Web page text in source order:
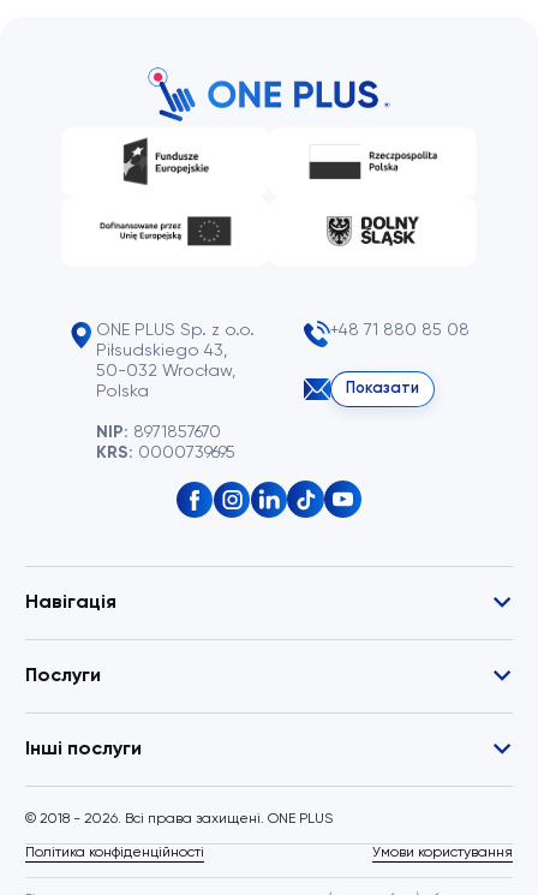
ONE PLUS Sp. z o.o.
Piłsudskiego 43,
50-032 Wrocław,
Polska
NIP: 8971857670
KRS: 0000739695
+48 71 880 85 08
Показати
Навігація
Послуги
Інші послуги
© 2018 - 2026. Всі права захищені. ONE PLUS
Політика конфіденційності Умови користування